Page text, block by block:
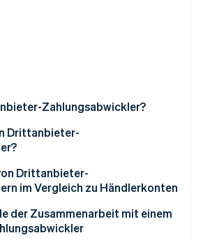
Sessions 2026
ansehen
Zahlungsabwickler?
Zahlungsabwickler und
Drittanbieter-
Drittanbieter-
im Vergleich zu Händlerkonten
der Zusammenarbeit mit einem